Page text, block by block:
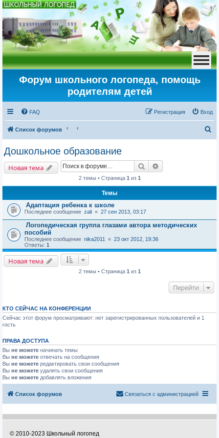
Форум школьного логопеда, помощь
родителям детей
FAQ Вход
Регистрация
Список форумов
о
Дошкольное образование
Новая тема Поиск
2 темы • Страница 1 из 1
Темы
Адаптация ребенка к школе
Последнее сообщение zali « 27 сен 2013, 03:17
Логопедическая группа глазами автора методических
пособий
Последнее сообщение nika2011 « 23 окт 2012, 19:36
Ответы: 1
Новая тема
2 темы • Страница 1 из 1
Перейти
КТО СЕЙЧАС НА КОНФЕРЕНЦИИ
Сейчас этот форум просматривают: нет зарегистрированных пользователей и 1
гость
ПРАВА ДОСТУПА
Вы не можете начинать темы
Вы не можете отвечать на сообщения
Вы не можете редактировать свои сообщения
Вы не можете удалять свои сообщения
Вы не можете добавлять вложения
Список форумов Связаться с администрацией
© 2010-2023 Школьный логопед